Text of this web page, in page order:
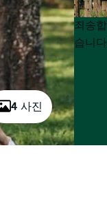
4 사진
List
List
죄송
습니